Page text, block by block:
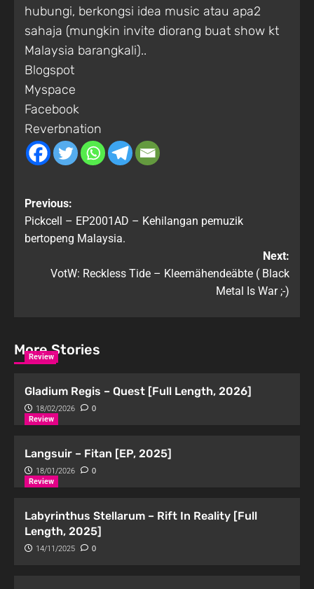
hubungi, berkongsi idea music atau apa2
sahaja (mungkin invite diorang buat show kt
Malaysia barangkali)..
Blogspot
Myspace
Facebook
Reverbnation
Previous:
Pickcell – EP2001AD – Kehilangan pemuzik
bertopeng Malaysia.
Next:
VotW: Reckless Tide – Kleemähendeäbte ( Black
Metal Is War ;-)
More Stories
Review
Gladium Regis – Quest [Full Length, 2026]
18/02/2026 0
Review
Langsuir – Fitan [EP, 2025]
18/01/2026 0
Review
Labyrinthus Stellarum – Rift In Reality [Full
Length, 2025]
14/11/2025 0